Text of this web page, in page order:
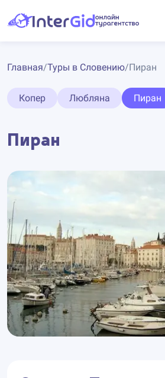
Главная/Туры в Словению/Пиран
Копер Любляна Пиран
Пиран